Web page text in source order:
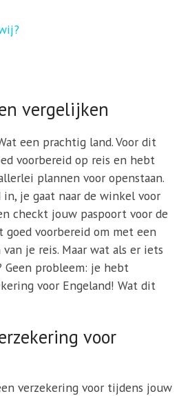
vergelijken
een prachtig land. Voor dit
voorbereid op reis en hebt
plannen voor openstaan.
je gaat naar de winkel voor
checkt jouw paspoort voor de
goed voorbereid om met een
je reis. Maar wat als er iets
probleem: je hebt
voor Engeland! Wat dit
voor
verzekering voor tijdens jouw